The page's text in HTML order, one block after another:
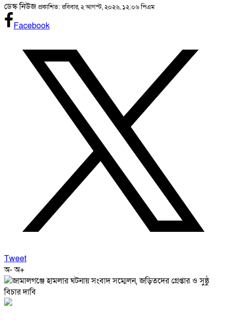
ডেস্ক নিউজপ্রকাশিত: রবিবার, ২ আগস্ট, ২০২৬, ১২:০৬ পিএম
Facebook
Tweet
অ-অ+